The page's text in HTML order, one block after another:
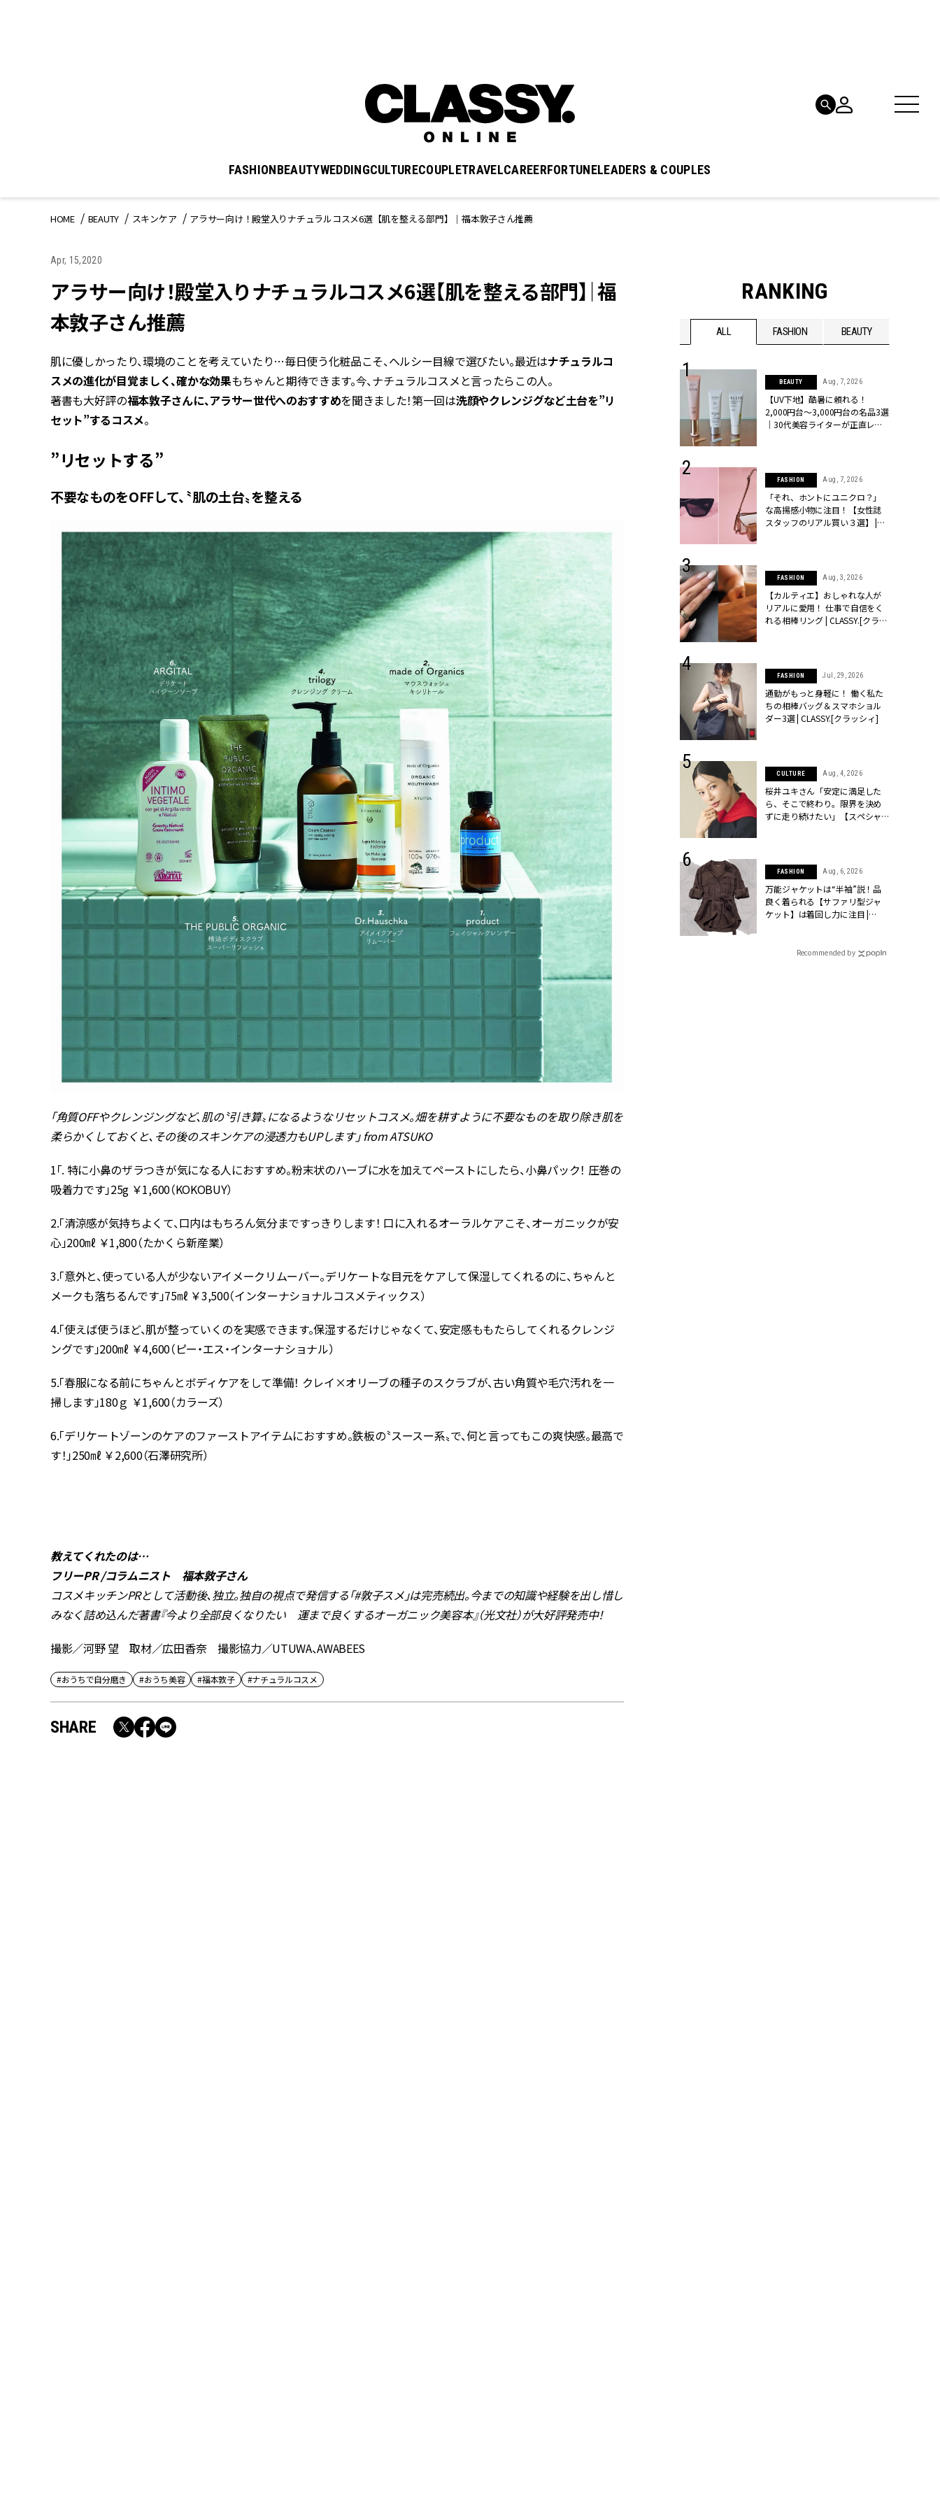
FASHIONBEAUTYWEDDINGCULTURECOUPLETRAVELCAREERFORTUNELEADERS & COUPLES
HOME BEAUTY スキンケア アラサー向け！殿堂入りナチュラルコスメ6選【肌を整える部門】｜福本敦子さん推薦
Apr, 15,2020
アラサー向け！殿堂入りナチュラルコスメ6選【肌を整える部門】｜福
本敦子さん推薦
肌に優しかったり、環境のことを考えていたり…毎日使う化粧品こそ、ヘルシー目線で選びたい。最近はナチュラルコ
スメの進化が目覚ましく、確かな効果もちゃんと期待できます。今、ナチュラルコスメと言ったらこの人。
著書も大好評の福本敦子さんに、アラサー世代へのおすすめを聞きました！第一回は洗顔やクレンジグなど土台を”リ
セット”するコスメ。
”リセットする”
不要なものをOFFして、〝肌の土台〟を整える
「角質OFFやクレンジングなど、肌の〝引き算〟になるようなリセットコスメ。畑を耕すように不要なものを取り除き肌を
柔らかくしておくと、その後のスキンケアの浸透力もUPします」 from ATSUKO
1「. 特に小鼻のザラつきが気になる人におすすめ。粉末状のハーブに水を加えてペーストにしたら、小鼻パック！ 圧巻の
吸着力です」25g ￥1,600（KOKOBUY）
2.「清涼感が気持ちよくて、口内はもちろん気分まですっきりします！ 口に入れるオーラルケアこそ、オーガニックが安
心」200㎖ ￥1,800（たかくら新産業）
3.「意外と、使っている人が少ないアイメークリムーバー。デリケートな目元をケアして保湿してくれるのに、ちゃんと
メークも落ちるんです」75㎖ ￥3,500（インターナショナルコスメティックス）
4.「使えば使うほど、肌が整っていくのを実感できます。保湿するだけじゃなくて、安定感ももたらしてくれるクレンジ
ングです」200㎖ ￥4,600（ピー・エス・インターナショナル）
5.「春服になる前にちゃんとボディケアをして準備！ クレイ×オリーブの種子のスクラブが、古い角質や毛穴汚れを一
掃します」180ｇ ￥1,600（カラーズ）
6.「デリケートゾーンのケアのファーストアイテムにおすすめ。鉄板の〝スースー系〟で、何と言ってもこの爽快感。最高で
す！」250㎖ ￥2,600（石澤研究所）
教えてくれたのは…
フリーPR /コラムニスト 福本敦子さん
コスメキッチンPRとして活動後、独立。独自の視点で発信する「#敦子スメ」は完売続出。今までの知識や経験を出し惜し
みなく詰め込んだ著書『今より全部良くなりたい 運まで良くするオーガニック美容本』（光文社）が大好評発売中！
撮影／河野 望 取材／広田香奈 撮影協力／UTUWA、AWABEES
#おうちで自分磨き #おうち美容 #福本敦子 #ナチュラルコスメ
SHARE
RANKING
ALL FASHION BEAUTY
BEAUTY Aug, 7, 2026
【UV下地】酷暑に頼れる！
CLASSY.[クラッシィ]
BEAUTY Sep, 25, 2025
マルジェラの“レプリカ”に新作
も！注目度急上昇の『フレグラ
ンス』５選 | CLASSY.[クラッシ
ィ]
BEAUTY Aug, 8, 2026
【シャネル】「ココ マドモアゼ
ル クラッシュ アプソリュ」の限
定カフェが登場！世界観に没入
できる体験型イベントが開催 |
CLASSY.[クラッシィ]
Aug, 7, 2026
冷房・紫外線etc...「夏の隠れ乾
燥」を防ぐ【ベタつかない名品
クリーム】3選＜30代のベストコ
スメ＞ | CLASSY.[クラッシィ]
Aug, 5, 2026
忙しい毎日に「うるおいター
ボ」を。新【SOFINA BASIC＋】
のお手入れでうるおってなめら
かな肌を目指す | CLASSY.[クラッ
シィ]
【結婚指輪】人気ブランドのリ
存在感が際立つ！ポメラートの
「トゥギャザー」シリーズに注
目 | CLASSY.[クラッシィ]
WEDDING
【トレンドの巻き方３選】結婚
式ゲスト服の鉄板“シンプル黒ワ
ンピ”は『スカーフ』で盛るのが
【ブルガリ】プロポーズで贈ら
れたのは、リングじゃなくてネ
ックレスだった！【CLASSY.世代
のブライダルリング物語 #15】 |
【ブシュロン】〝彼と完全なお
揃い〟にこだわって選んだリン
グ【CLASSY.世代のブライダルリ
ング物語 ＃11】 | CLASSY.[クラ
ッシィ]
BEAUTY Aug, 7, 2026
【UV下地】酷暑に頼れる！
2,000円台〜3,000円台の名品3選
｜30代美容ライターが正直レビ
FASHION Aug, 7, 2026
「それ、ホントにユニクロ？」
な高揚感小物に注目！【女性誌
スタッフのリアル買い３選】 |
FASHION Aug, 3, 2026
【カルティエ】おしゃれな人が
リアルに愛用！ 仕事で自信をく
れる相棒リング | CLASSY.[クラッ
FASHION Jul, 29, 2026
通勤がもっと身軽に！ 働く私た
ちの相棒バッグ＆スマホショル
ダー3選 | CLASSY.[クラッシィ]
CULTURE Aug, 4, 2026
桜井ユキさん「安定に満足した
ら、そこで終わり。限界を決め
ずに走り続けたい」【スペシャ
FASHION Aug, 6, 2026
万能ジャケットは“半袖”説！品
良く着られる【サファリ型ジャ
ケット】は着回し力に注目 |
Recommended by